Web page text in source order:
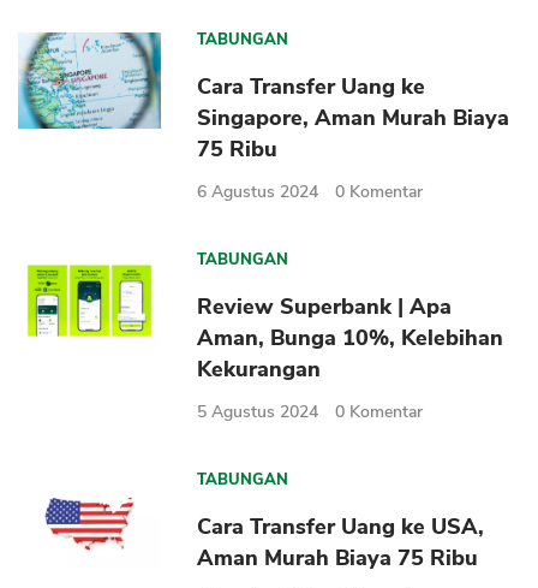
TABUNGAN
Cara Transfer Uang ke
Singapore, Aman Murah Biaya
75 Ribu
6 Agustus 2024 0 Komentar
TABUNGAN
Review Superbank | Apa
Aman, Bunga 10%, Kelebihan
Kekurangan
5 Agustus 2024 0 Komentar
TABUNGAN
Cara Transfer Uang ke USA,
Aman Murah Biaya 75 Ribu